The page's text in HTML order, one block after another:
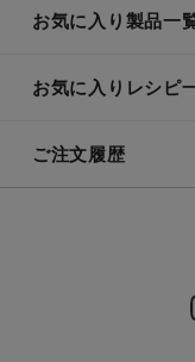
お気に入り製品一
お気に入りレシピ
ご注文履歴